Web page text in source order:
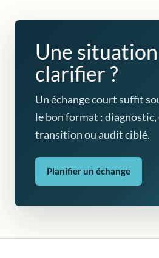
Une
clarifier ?
Un échange court suffit
le bon format : diagnostic,
transition ou audit ciblé.
Planifier un échange